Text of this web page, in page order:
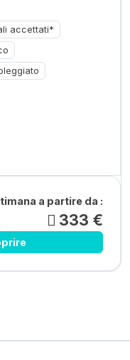
accettati*
a partire da :
333 €